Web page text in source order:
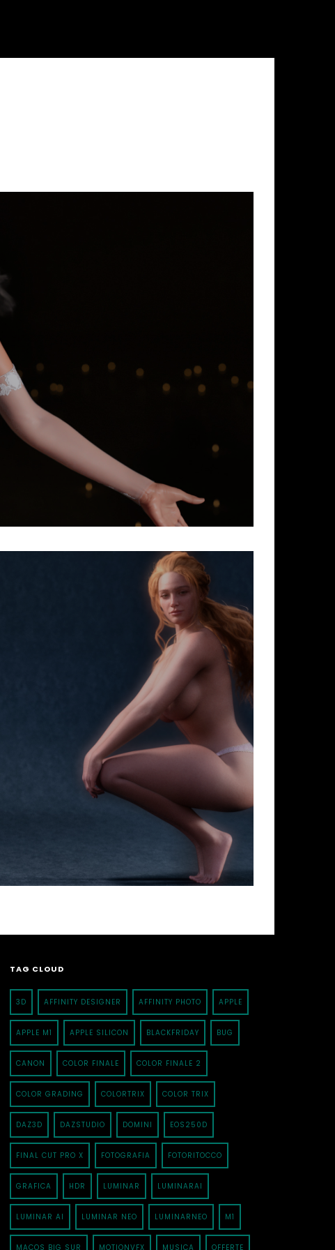
TAG CLOUD
3D AFFINITY DESIGNER AFFINITY PHOTO APPLE
APPLE M1 APPLE SILICON BLACKFRIDAY BUG
CANON COLOR FINALE COLOR FINALE 2
COLOR GRADING COLORTRIX COLOR TRIX
DAZ3D DAZSTUDIO DOMINI EOS250D
FINAL CUT PRO X FOTOGRAFIA FOTORITOCCO
GRAFICA HDR LUMINAR LUMINARAI
LUMINAR AI LUMINAR NEO LUMINARNEO M1
MACOS BIG SUR MOTIONVFX MUSICA OFFERTE